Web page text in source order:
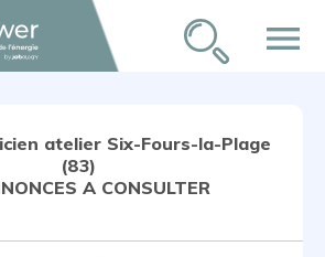
menu
atelier Six-Fours-la-Plage
(83)
A CONSULTER